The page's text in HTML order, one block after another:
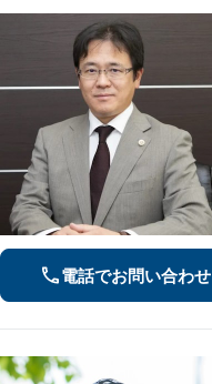
電話でお問い合わせ